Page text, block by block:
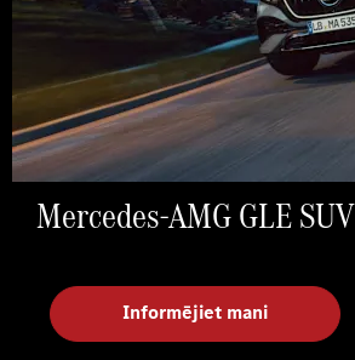
Mercedes-AMG GLE SUV
Informējiet mani